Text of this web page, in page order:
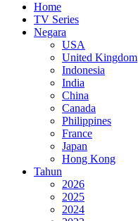
Home
TV Series
Negara
USA
United Kingdom
Indonesia
India
China
Canada
Philippines
France
Japan
Hong Kong
Tahun
2026
2025
2024